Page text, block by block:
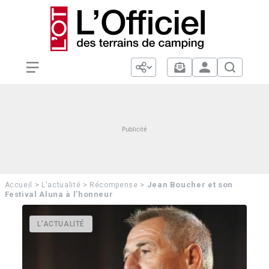
Accueil > L'actualité > Récompense > Jean Boucher et son
Festival Aluna à l’honneur
L'ACTUALITÉ